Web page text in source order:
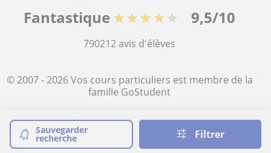
Sauvegarder
recherche Filtrer
Fantastique ★★★★★ 9,5/10
790212avis d'élèves
© 2007 - 2026 Vos cours particuliers est membre de la
famille GoStudent
Plan du site:Cours particuliers